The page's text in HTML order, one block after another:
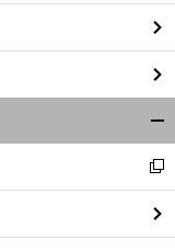
閉
る
新
し
い
ウ